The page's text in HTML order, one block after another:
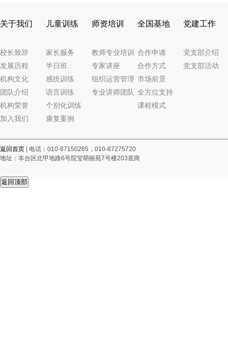
关于我们
校长致辞
发展历程
机构文化
团队介绍
机构荣誉
加入我们
儿童训练
家长服务
半日班
感统训练
语言训练
个别化训练
康复案例
师资培训
教师专业培训
专家讲座
组织运营管理
专业讲师团队
全国基地
合作申请
合作方式
市场前景
全方位支持
课程模式
党建工作
党支部介绍
党支部活动
返回首页 | 电话：010-87150265，010-87275720
地址：丰台区北甲地路6号院玺萌丽苑7号楼203底商